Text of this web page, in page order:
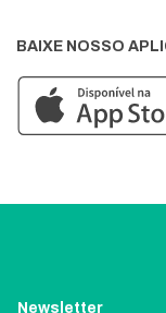
BAIXE NOSSO
Newsletter